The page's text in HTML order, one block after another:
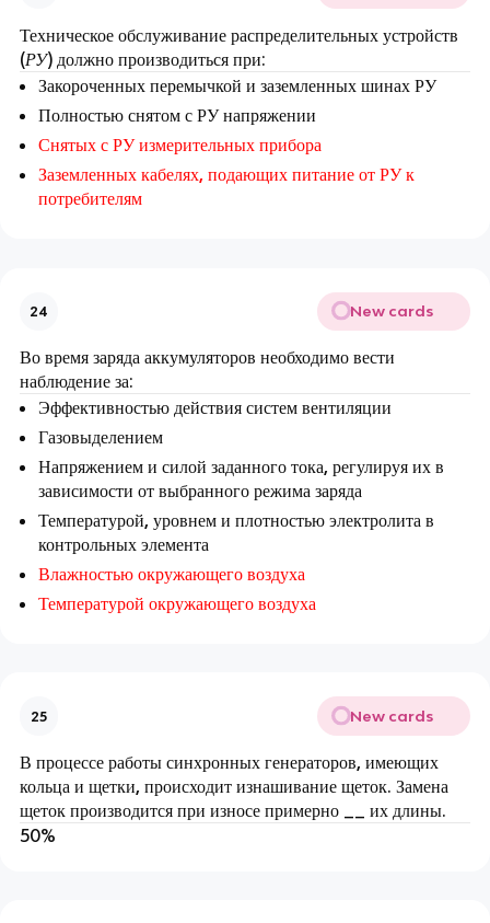
Техническое обслуживание распределительных устройств
(РУ) должно производиться при:
Закороченных перемычкой и заземленных шинах РУ
Полностью снятом с РУ напряжении
Снятых с РУ измерительных прибора
Заземленных кабелях, подающих питание от РУ к
потребителям
24 New cards
Во время заряда аккумуляторов необходимо вести
наблюдение за:
Эффективностью действия систем вентиляции
Газовыделением
Напряжением и силой заданного тока, регулируя их в
зависимости от выбранного режима заряда
Температурой, уровнем и плотностью электролита в
контрольных элемента
Влажностью окружающего воздуха
Температурой окружающего воздуха
25 New cards
В процессе работы синхронных генераторов, имеющих
кольца и щетки, происходит изнашивание щеток. Замена
щеток производится при износе примерно __ их длины.
50%